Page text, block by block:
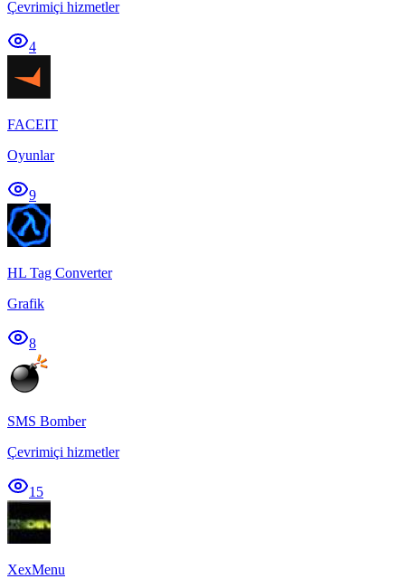
Çevrimiçi hizmetler
4
FACEIT
Oyunlar
9
HL Tag Converter
Grafik
8
SMS Bomber
Çevrimiçi hizmetler
15
XexMenu